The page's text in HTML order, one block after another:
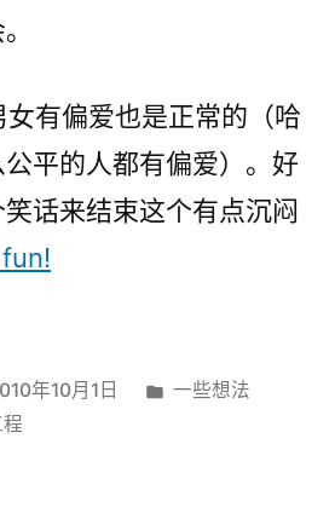
有偏爱也是正常的（哈
平的人都有偏爱）。好
话来结束这个有点沉闷
年10月1日
发
一些想法